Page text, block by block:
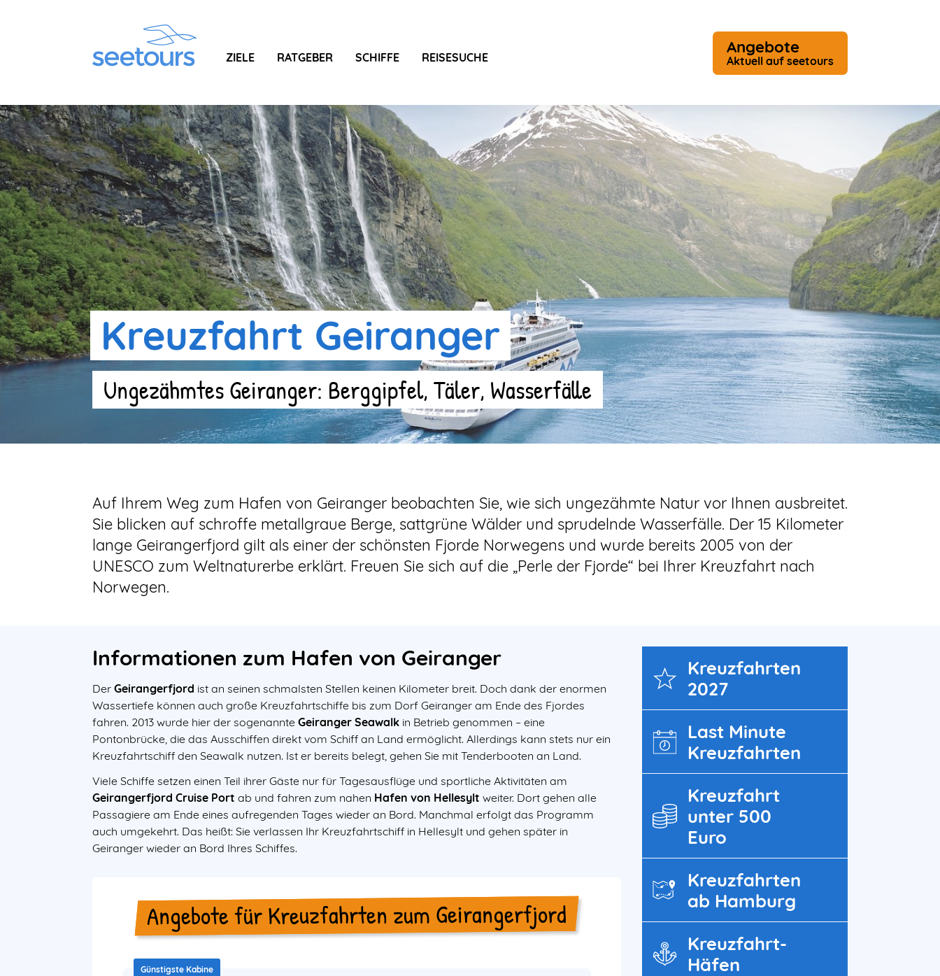
ZIELE RATGEBER SCHIFFE REISESUCHE
Angebote
Aktuell auf seetours
Kreuzfahrt Geiranger
Ungezähmtes Geiranger: Berggipfel, Täler, Wasserfälle
Auf Ihrem Weg zum Hafen von Geiranger beobachten Sie, wie sich ungezähmte Natur vor Ihnen ausbreitet.
Sie blicken auf schroffe metallgraue Berge, sattgrüne Wälder und sprudelnde Wasserfälle. Der 15 Kilometer
lange Geirangerfjord gilt als einer der schönsten Fjorde Norwegens und wurde bereits 2005 von der
UNESCO zum Weltnaturerbe erklärt. Freuen Sie sich auf die „Perle der Fjorde“ bei Ihrer Kreuzfahrt nach
Norwegen.
Informationen zum Hafen von Geiranger
Der Geirangerfjord ist an seinen schmalsten Stellen keinen Kilometer breit. Doch dank der enormen
Wassertiefe können auch große Kreuzfahrtschiffe bis zum Dorf Geiranger am Ende des Fjordes
fahren. 2013 wurde hier der sogenannte Geiranger Seawalk in Betrieb genommen – eine
Pontonbrücke, die das Ausschiffen direkt vom Schiff an Land ermöglicht. Allerdings kann stets nur ein
Kreuzfahrtschiff den Seawalk nutzen. Ist er bereits belegt, gehen Sie mit Tenderbooten an Land.
Viele Schiffe setzen einen Teil ihrer Gäste nur für Tagesausflüge und sportliche Aktivitäten am
Geirangerfjord Cruise Port ab und fahren zum nahen Hafen von Hellesylt weiter. Dort gehen alle
Passagiere am Ende eines aufregenden Tages wieder an Bord. Manchmal erfolgt das Programm
auch umgekehrt. Das heißt: Sie verlassen Ihr Kreuzfahrtschiff in Hellesylt und gehen später in
Geiranger wieder an Bord Ihres Schiffes.
Angebote für Kreuzfahrten zum Geirangerfjord
Günstigste Kabine
Kreuz­fahrten
2027
Last Minute
Kreuzfahrten
Kreuzfahrt
unter 500
Euro
Kreuzfahrten
ab Hamburg
Kreuzfahrt-
Häfen